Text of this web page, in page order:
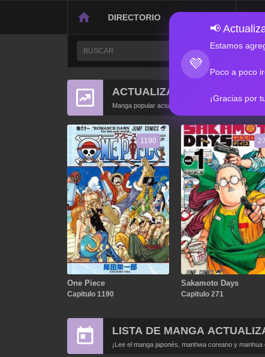
DIRECTORIO
💜
📢
Estamos
Poco a poco
¡Gracias por
ACTUALIZACIONES
Manga popular actualizado recientemente
1190
One Piece
Capitulo 1190
Sakamoto Days
Capitulo 271
LISTA DE MANGA
¡Lee el manga japonés, manhwa coreano y